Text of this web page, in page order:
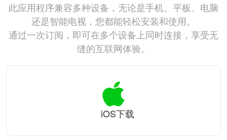
此应用程序兼容多种设备，无论是手机、平板、电脑
还是智能电视，您都能轻松安装和使用。
通过一次订阅，即可在多个设备上同时连接，享受无
缝的互联网体验。
iOS下载